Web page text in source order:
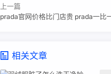
上一篇
prada官网价格比门店贵 prada一比
相关文章